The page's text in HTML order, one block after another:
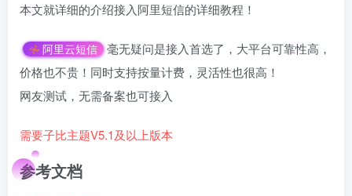
本文就详细的介绍接入阿里短信的详细教程！
阿里云短信
毫无疑问是接入首选了，大平台可靠性高，
价格也不贵！同时支持按量计费，灵活性也很高！
网友测试，无需备案也可接入
需要子比主题V5.1及以上版本
参考文档